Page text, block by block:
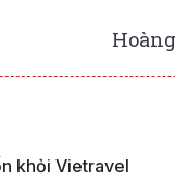
khỏi Vietravel